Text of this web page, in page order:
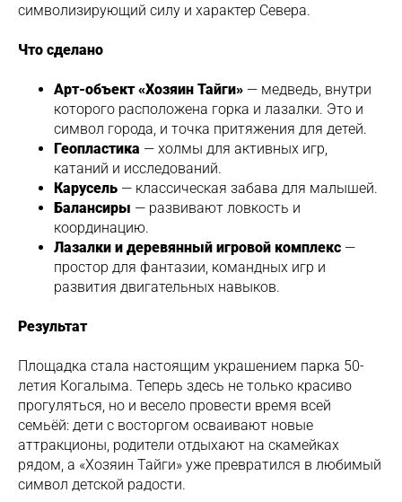
символизирующий силу и характер Севера.
Что сделано
Арт-объект «Хозяин Тайги» — медведь, внутри
которого расположена горка и лазалки. Это и
символ города, и точка притяжения для детей.
Геопластика — холмы для активных игр,
катаний и исследований.
Карусель — классическая забава для малышей.
Балансиры — развивают ловкость и
координацию.
Лазалки и деревянный игровой комплекс —
простор для фантазии, командных игр и
развития двигательных навыков.
Результат
Площадка стала настоящим украшением парка 50-
летия Когалыма. Теперь здесь не только красиво
прогуляться, но и весело провести время всей
семьёй: дети с восторгом осваивают новые
аттракционы, родители отдыхают на скамейках
рядом, а «Хозяин Тайги» уже превратился в любимый
символ детской радости.